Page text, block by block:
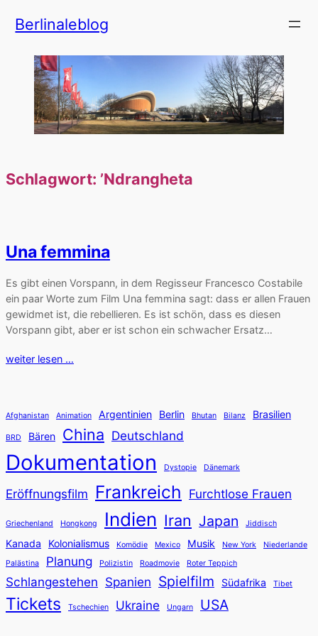
Inhalt
Berlinaleblog
Schlagwort: ’Ndrangheta
Una femmina
Es gibt einen Vorspann, in dem Regisseur Francesco Costabile
ein paar Worte zum Film Una femmina sagt: dass er allen Frauen
gewidmet ist, die rebellieren. Es ist schön, dass es diesen
Vorspann gibt, aber er ist schon ein schwacher Ersatz…
weiter lesen …
Afghanistan Animation Argentinien Berlin Bhutan Bilanz Brasilien
BRD Bären China Deutschland
Dokumentation Dystopie Dänemark
Eröffnungsfilm Frankreich Furchtlose Frauen
Griechenland Hongkong Indien Iran Japan Jiddisch
Kanada Kolonialismus Komödie Mexico Musik New York
Niederlande
Palästina
Planung Polizistin Roadmovie Roter Teppich
Schlangestehen Spanien Spielfilm Südafrika Tibet
Tickets Tschechien Ukraine Ungarn USA